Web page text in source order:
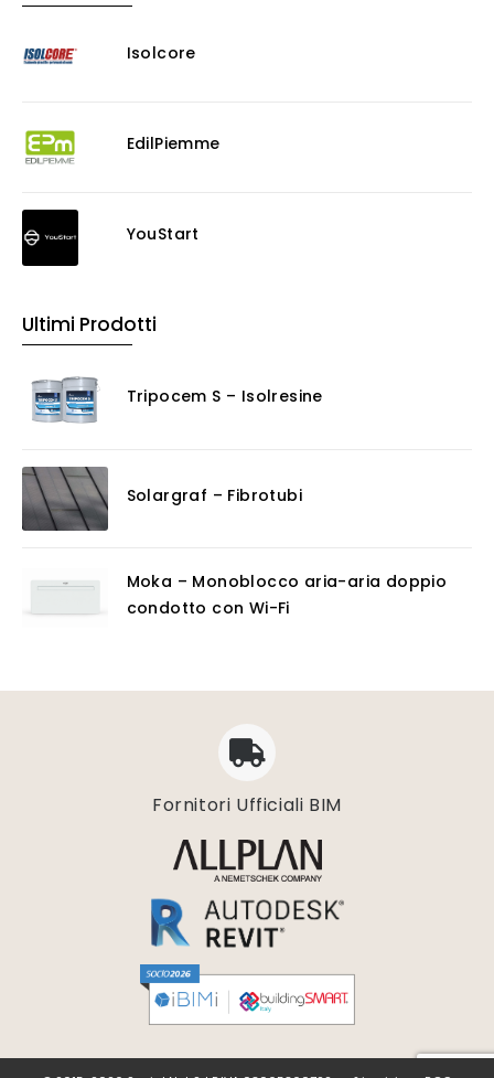
Isolcore
EdilPiemme
YouStart
Ultimi Prodotti
Tripocem S – Isolresine
Solargraf – Fibrotubi
Moka – Monoblocco aria-aria doppio
condotto con Wi-Fi
Fornitori Ufficiali BIM